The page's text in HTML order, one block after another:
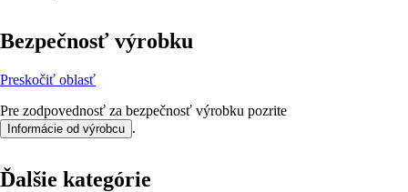
Bezpečnosť výrobku
Preskočiť oblasť
Pre zodpovednosť za bezpečnosť výrobku pozrite
Informácie od výrobcu .
Ďalšie kategórie